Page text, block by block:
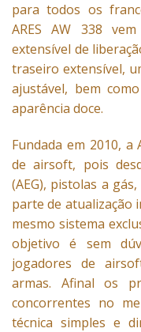
para todos os
ARES AW 338
extensível de
traseiro extensível,
ajustável, bem
aparência doce.
Fundada em 2010, a
de airsoft, pois
(AEG), pistolas a
parte de atualização
mesmo sistema
objetivo é sem
jogadores de
armas. Afinal os
concorrentes no
técnica simples e